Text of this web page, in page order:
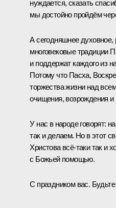
нуждается, сказать
мы достойно пройдём
А сегодняшнее духовное,
многовековые традиции
и поддержат каждого из
Потому что Пасха,
торжества жизни над
очищения, возрождения
У нас в народе говорят:
так и делаем. Но в этот
Христова всё-таки так и
с Божьей помощью.
С праздником вас.